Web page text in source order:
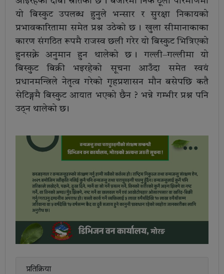
यो बिस्कुट उपलब्ध हुनुले भन्सार र सुरक्षा निकायको
प्रभावकारितामा समेत प्रश्न उठेको छ । खुला सीमानाकाका
कारण संगठित रूपमै राजस्व छली गरेर यो बिस्कुट भित्रिएको
हुनसक्ने अनुमान हुन थालेको छ । गल्ली–गल्लीमा यो
बिस्कुट बिक्री भइरहेको सूचना आउँदा समेत स्वयं
प्रधानमन्त्रिले नेतृत्व गरेको गृहप्रशासन मौन बसेपछि कतै
सेटिङ्गमै बिस्कुट आयात भएको छैन ? भन्ने गम्भीर प्रश्न पनि
उठ्न थालेको छ ।
प्रतिक्रिया